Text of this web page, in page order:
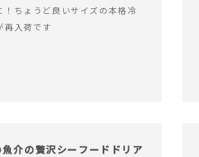
！ちょうど良いサイズの本格冷
再入荷です
介の贅沢シーフードドリア